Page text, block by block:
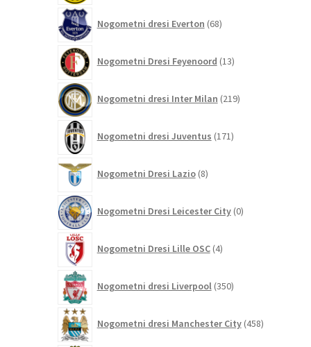
Nogometni dresi Everton 68izdelkov
Nogometni Dresi Feyenoord 13izdelkov
Nogometni dresi Inter Milan 219izdelkov
Nogometni dresi Juventus 171izdelkov
Nogometni Dresi Lazio 8izdelkov
Nogometni Dresi Leicester City 0izdelkov
Nogometni Dresi Lille OSC 4izdelki
Nogometni dresi Liverpool 350izdelkov
Nogometni dresi Manchester City 458izdelkov